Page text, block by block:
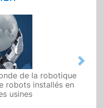
de la robotique
robots installés en
usines
Next